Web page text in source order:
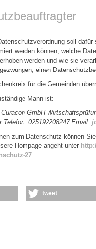
soll
werden können, welche
werden und wie sie
einen
für die Gemeinden
Mann ist:
GmbH
Telefon: 025192208247 Email:
zum Datenschutz können
Hompage angeht unter
27
tweet